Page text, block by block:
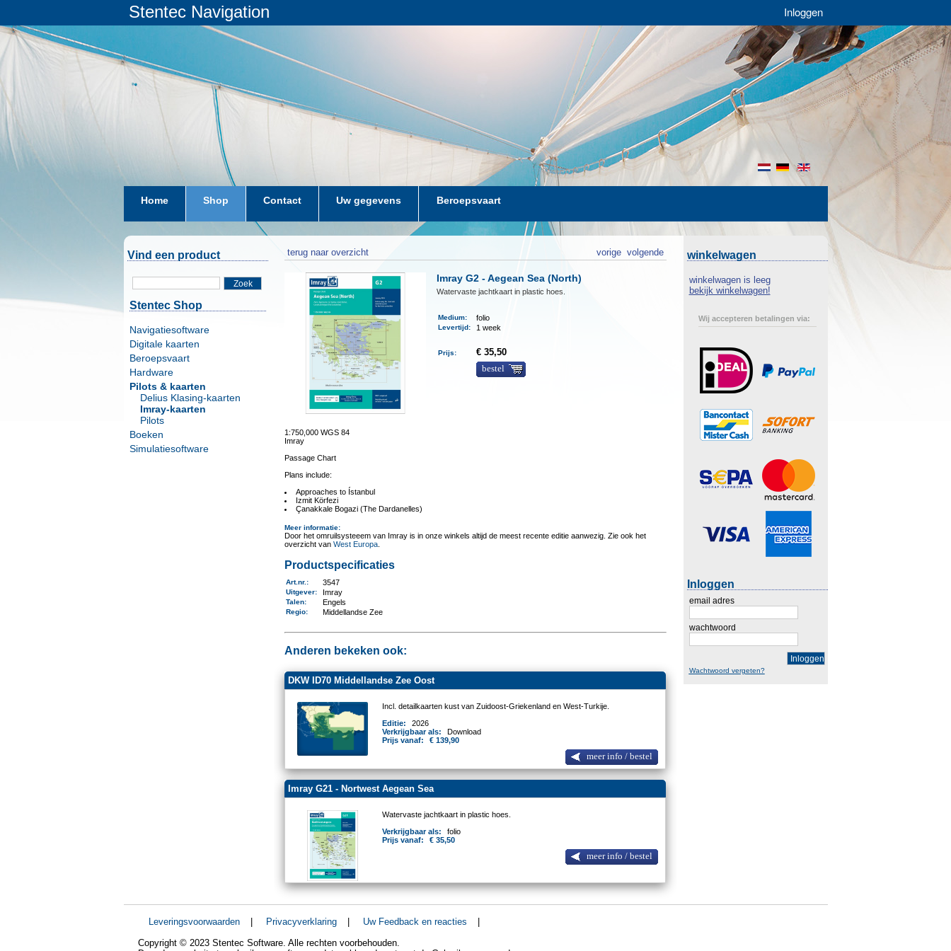
Stentec Navigation Inloggen
en
de
nl
Home Shop Contact Uw gegevens Beroepsvaart
Vind een product
Zoek
Stentec Shop
Navigatiesoftware
Digitale kaarten
Beroepsvaart
Hardware
Pilots & kaarten
Delius Klasing-kaarten
Imray-kaarten
Pilots
Boeken
Simulatiesoftware
terug naar overzicht volgende
vorige
Imray G2 - Aegean Sea (North)
Watervaste jachtkaart in plastic hoes.
Medium: folio
Levertijd: 1 week
Prijs:
€ 35,50
bestel
1:750,000 WGS 84
Imray
Passage Chart
Plans include:
Approaches to Ístanbul
Izmit Körfezi
Çanakkale Bogazi (The Dardanelles)
Meer informatie:
Door het omruilsysteeem van Imray is in onze winkels altijd de meest recente editie aanwezig. Zie ook het
overzicht vanWest Europa
Productspecificaties
Art.nr. : 3547
Uitgever: Imray
Talen: Engels
Regio: Middellandse Zee
Anderen bekeken ook:
DKW ID70 Middellandse Zee Oost
Incl. detailkaarten kust van Zuidoost-Griekenland en West-Turkije.
Editie:
2026
Verkrijgbaar als:
Download
Prijs vanaf:
€ 139,90
meer info / bestel
Imray G21 - Nortwest Aegean Sea
Watervaste jachtkaart in plastic hoes.
Verkrijgbaar als:
folio
Prijs vanaf:
€ 35,50
meer info / bestel
winkelwagen
winkelwagen is leeg
bekijk winkelwagen!
Wij accepteren betalingen via:
Inloggen
email adres
wachtwoord
Inloggen
Wachtwoord vergeten?
Leveringsvoorwaarden | Privacyverklaring | Uw Feedback en reacties
|
Copyright © 2023 Stentec Software. Alle rechten voorbehouden.